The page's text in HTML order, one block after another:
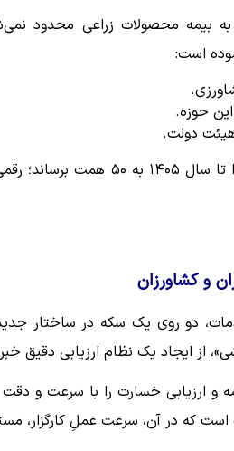
به بیمه محصولات زراعی محدود
است:
حوزه.
هیئت دولت.
و کشاورزان
دو روی یک سکه در ساختار
از ایجاد یک نظام ارزیابی دقیق
و ارزیابی خسارت را با سرعت و
که در آن، سرعت عملِ کارگزار،